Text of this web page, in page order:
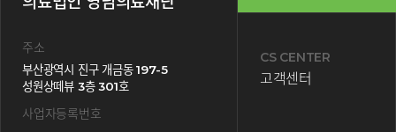
주소
부산광역시 진구 개금동 197-5
성원상떼뷰 3층 301호
사업자등록번호
CS CENTER
고객센터